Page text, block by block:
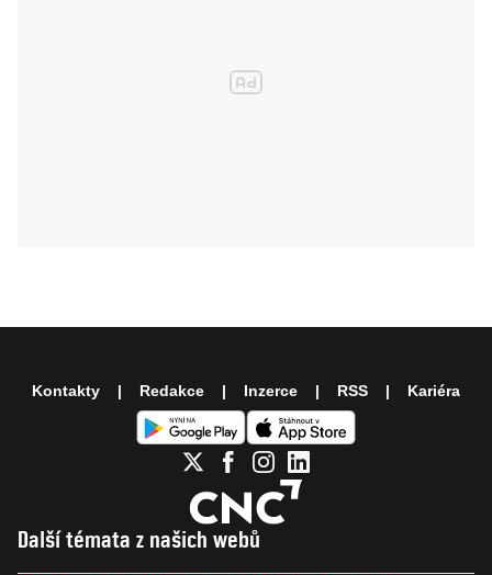
Další témata z našich webů
Kontakty Redakce Inzerce RSS Kariéra